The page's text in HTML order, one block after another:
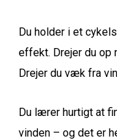
Du holder i et
effekt. Drejer du op
Drejer du væk fra
Du lærer hurtigt at
vinden – og det er